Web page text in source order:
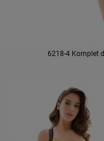
6218-4 Komplet